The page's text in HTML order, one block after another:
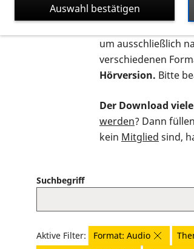
Auf dieser Seite
um ausschließlich
verschiedenen
Hörversion. Bitte
Der Download
werden? Dann
kein Mitglied sind,
Suchbegriff
Aktive Filter: Format: Audio
Auswahl bestätigen